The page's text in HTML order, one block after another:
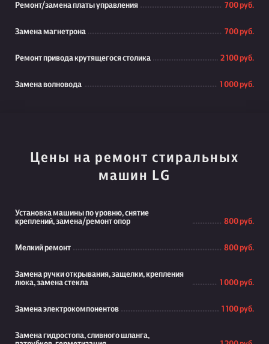
Ремонт/замена платы управления 700 руб.
Замена магнетрона 700 руб.
Ремонт привода крутящегося столика 2 100 руб.
Замена волновода 1 000 руб.
Цены на ремонт стиральных
машин LG
Установка машины по уровню, снятие
креплений, замена/ремонт опор
800 руб.
Мелкий ремонт 800 руб.
Замена ручки открывания, защелки, крепления
люка, замена стекла
1 000 руб.
Замена электрокомпонентов 1 100 руб.
Замена гидростопа, сливного шланга,